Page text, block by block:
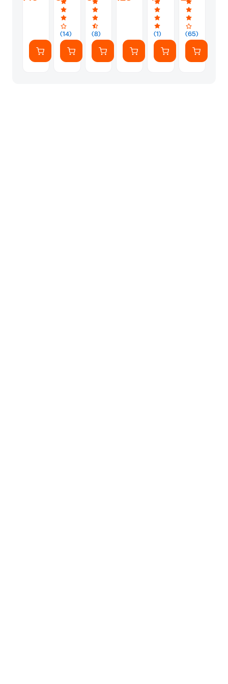
5GHz)
Φορητό
Hotspot
Wi-
Fi 4
με
Υποδοχή
SIM
(14)
Single
Band
(2.4GHz)
(8)
Band
(2.4
&
5GHz)
Router
Wi‑Fi
5
(1)
Wi-
Fi 4
Single
Band
(2.4GHz)
με
υποδοχή
USB
(65)